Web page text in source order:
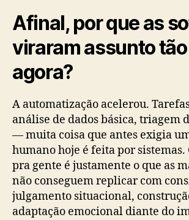
Afinal, por que as
viraram assunto
agora?
A automatização acelerou.
análise de dados básica, triagem
— muita coisa que antes exigia
humano hoje é feita por sistemas.
pra gente é justamente o que as
não conseguem replicar com
julgamento situacional,
adaptação emocional diante do